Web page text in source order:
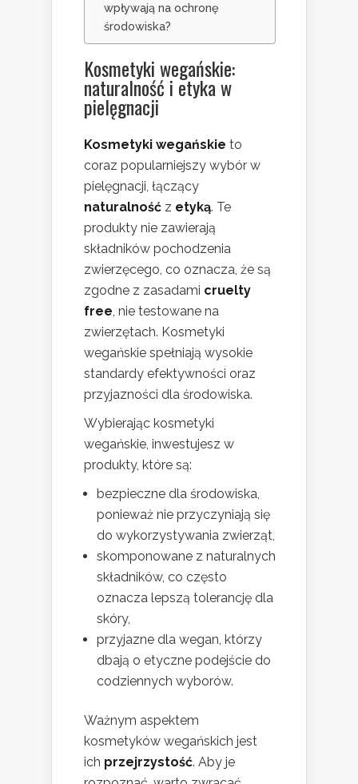
wpływają na ochronę
środowiska?
Kosmetyki wegańskie:
naturalność i etyka w
pielęgnacji
Kosmetyki wegańskie to
coraz popularniejszy wybór w
pielęgnacji, łączący
naturalność z etyką. Te
produkty nie zawierają
składników pochodzenia
zwierzęcego, co oznacza, że są
zgodne z zasadami cruelty
free, nie testowane na
zwierzętach. Kosmetyki
wegańskie spełniają wysokie
standardy efektywności oraz
przyjazności dla środowiska.
Wybierając kosmetyki
wegańskie, inwestujesz w
produkty, które są:
bezpieczne dla środowiska,
ponieważ nie przyczyniają się
do wykorzystywania zwierząt,
skomponowane z naturalnych
składników, co często
oznacza lepszą tolerancję dla
skóry,
przyjazne dla wegan, którzy
dbają o etyczne podejście do
codziennych wyborów.
Ważnym aspektem
kosmetyków wegańskich jest
ich przejrzystość. Aby je